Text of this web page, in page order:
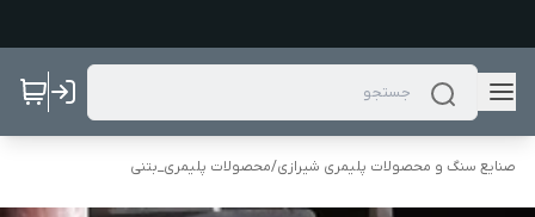
صنایع سنگ و محصولات پلیمری شیرازی/محصولات پلیمری_بتنی